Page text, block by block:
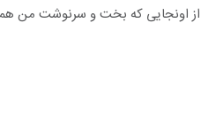
از اونجایی که بخت و سرنوشت من